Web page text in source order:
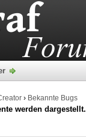
› Bekannte Bugs
werden dargestellt.